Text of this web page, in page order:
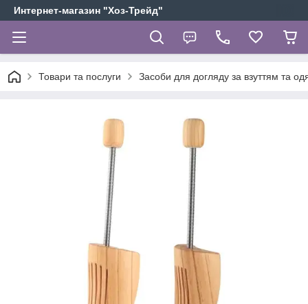
Интернет-магазин "Хоз-Трейд"
Товари та послуги Засоби для догляду за взуттям та